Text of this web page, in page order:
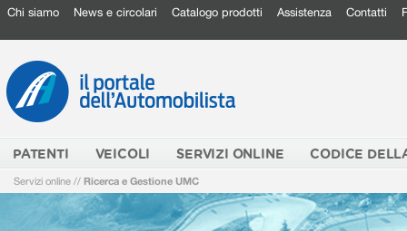
Chi siamo News e circolari Catalogo prodotti Assistenza Contatti
PATENTI VEICOLI SERVIZI ONLINE CODICE
Servizi online // Ricerca e Gestione UMC